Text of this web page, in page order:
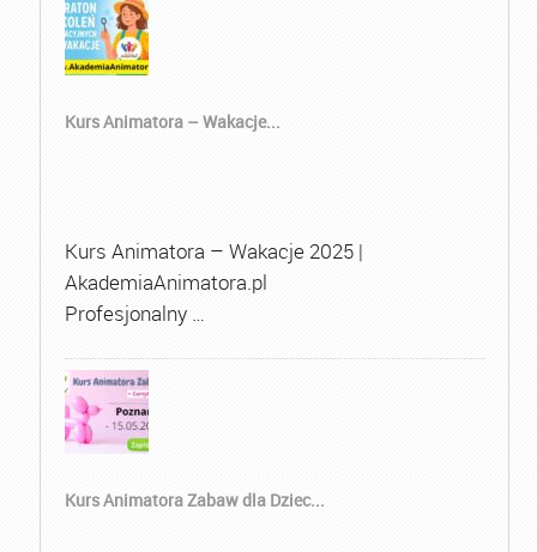
Kurs Animatora – Wakacje...
Kurs Animatora – Wakacje 2025 |
AkademiaAnimatora.pl
Profesjonalny …
Kurs Animatora Zabaw dla Dziec...